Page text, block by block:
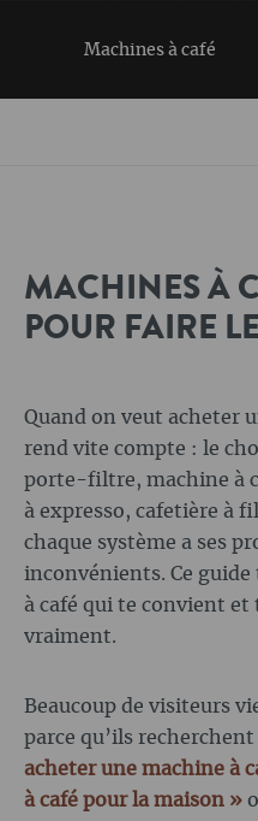
Machines à café
MACHINES À
POUR FAIRE
Quand on veut acheter
rend vite compte : le
porte-filtre, machine à
à expresso, cafetière à
chaque système a ses
inconvénients. Ce
à café qui te convient
vraiment.
Beaucoup de visiteurs
parce qu’ils
acheter une machine à
à café pour la maison »